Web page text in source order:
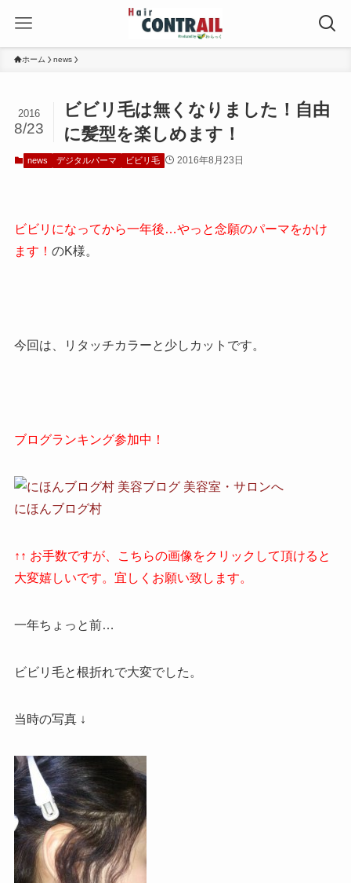
ホーム news
ビビリ毛は無くなりました！自由
に髪型を楽しめます！
2016
8/23
news デジタルパーマ ビビリ毛 2016年8月23日
ビビリになってから一年後…やっと念願のパーマをかけ
ます！ のK様。
今回は、リタッチカラーと少しカットです。
ブログランキング参加中！
にほんブログ村
↑↑ お手数ですが、こちらの画像をクリックして頂けると
大変嬉しいです。宜しくお願い致します。
一年ちょっと前…
ビビリ毛と根折れで大変でした。
当時の写真 ↓